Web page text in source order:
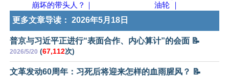
崩坏的带头人？｜
油轮 ｜
更多文章导读： 2026年5月18日
普京与习近平正进行“表面合作、内心算计”的会面 📝
2026/5/20 (67,112次)
文革发动60周年：习死后将迎来怎样的血雨腥风？ 📝